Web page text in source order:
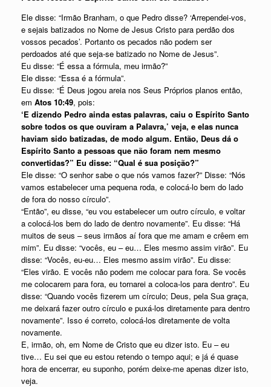
Ele disse: “Irmão Branham, o que Pedro disse? ‘Arrependei-vos,
e sejais batizados no Nome de Jesus Cristo para perdão dos
vossos pecados’. Portanto os pecados não podem ser
perdoados até que seja-se batizado no Nome de Jesus”.
Eu disse: “É essa a fórmula, meu irmão?”
Ele disse: “Essa é a fórmula”.
Eu disse: “É Deus jogou areia nos Seus Próprios planos então,
em Atos 10:49, pois:
‘E dizendo Pedro ainda estas palavras, caiu o Espírito Santo
sobre todos os que ouviram a Palavra,’ veja, e elas nunca
haviam sido batizadas, de modo algum. Então, Deus dá o
Espírito Santo a pessoas que não foram nem mesmo
convertidas?” Eu disse: “Qual é sua posição?”
Ele disse: “O senhor sabe o que nós vamos fazer?” Disse: “Nós
vamos estabelecer uma pequena roda, e colocá-lo bem do lado
de fora do nosso círculo”.
“Então”, eu disse, “eu vou estabelecer um outro círculo, e voltar
a colocá-los bem do lado de dentro novamente”. Eu disse: “Há
muitos de seus – seus irmãos aí fora que me amam e crêem em
mim”. Eu disse: “vocês, eu – eu… Eles mesmo assim virão”. Eu
disse: “Vocês, eu-eu… Eles mesmo assim virão”. Eu disse:
“Eles virão. E vocês não podem me colocar para fora. Se vocês
me colocarem para fora, eu tornarei a coloca-los para dentro”. Eu
disse: “Quando vocês fizerem um círculo; Deus, pela Sua graça,
me deixará fazer outro círculo e puxá-los diretamente para dentro
novamente”. Isso é correto, colocá-los diretamente de volta
novamente.
E, irmão, oh, em Nome de Cristo que eu dizer isto. Eu – eu
tive… Eu sei que eu estou retendo o tempo aqui; e já é quase
hora de encerrar, eu suponho, porém deixe-me apenas dizer isto,
veja.